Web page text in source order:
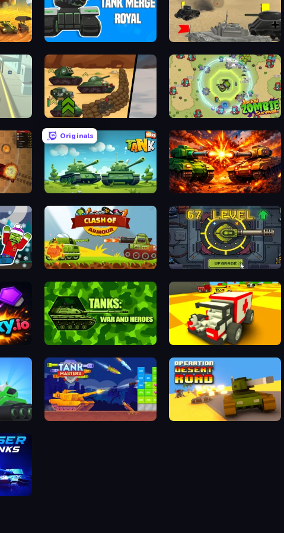
Tank Merge Royal Tanks Battlefield: Desert
Tank Battle: War Commander Jackal Zombie Survival
Originals
Tank Wars War Machine Clash
Battle Clash of Armor Tank Evolution
Tanks 2D: War and Heroes! Blocky Demolition Derby
Tank Masters - Idle Tanks Operation Desert Road